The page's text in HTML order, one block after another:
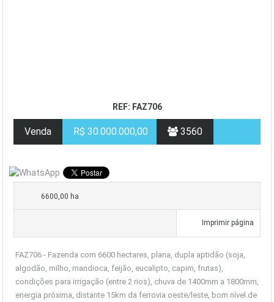
REF: FAZ706
Venda R$ 30.000.000,00 3560
6600,00 ha
Imprimir página
FAZ706 - Fazenda com 6600 hectares, plana, dupla aptidão (soja,
algodão, milho, mandioca, feijão, eucalipto, capim, frutas),
condições para irrigação (entre 2 rios), chuva de 1400mm a 1800mm,
energia próxima, distante 15km da ferrovia oeste/leste, bom nível de